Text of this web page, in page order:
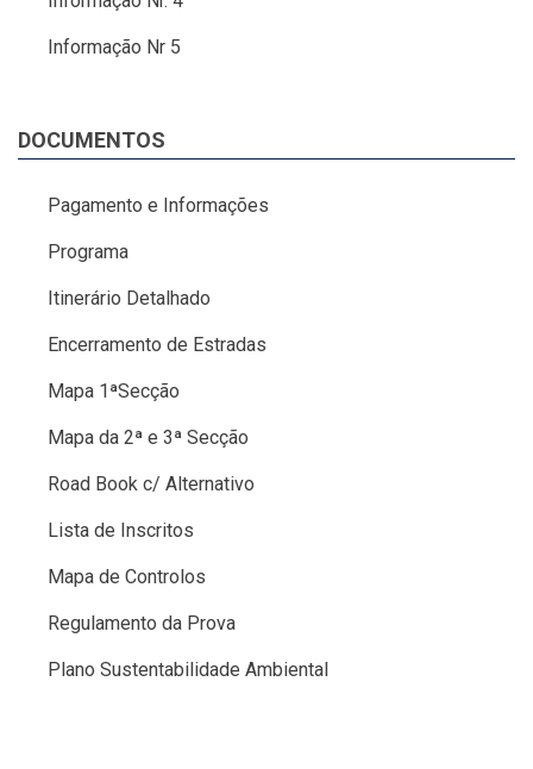
Informação Nr 5
DOCUMENTOS
Pagamento e Informações
Programa
Itinerário Detalhado
Encerramento de Estradas
Mapa 1ªSecção
Mapa da 2ª e 3ª Secção
Road Book c/ Alternativo
Lista de Inscritos
Mapa de Controlos
Regulamento da Prova
Plano Sustentabilidade Ambiental